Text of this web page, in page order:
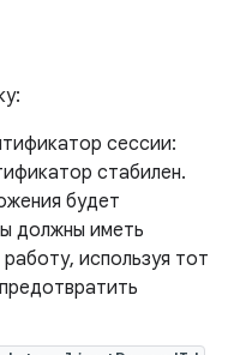
сессии:
стабилен.
будет
должны иметь
используя тот